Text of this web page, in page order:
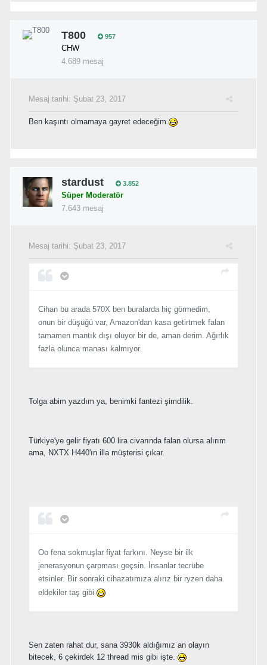
T800 957
CHW
4.689 mesaj
Mesaj tarihi: Şubat 23, 2017
Ben kaşıntı olmamaya gayret edeceğim.
stardust 3.852
Süper Moderatör
7.643 mesaj
Mesaj tarihi: Şubat 23, 2017
Cihan bu arada 570X ben buralarda hiç görmedim,
onun bir düşüğü var, Amazon'dan kasa getirtmek falan
tamamen mantık dışı oluyor bir de, aman derim. Ağırlık
fazla olunca manası kalmıyor.
Tolga abim yazdım ya, benimki fantezi şimdilik.
Türkiye'ye gelir fiyatı 600 lira civarında falan olursa alırım
ama, NXTX H440'ın illa müşterisi çıkar.
Oo fena sokmuşlar fiyat farkını. Neyse bir ilk
jenerasyonun çarpması geçsin. İnsanlar tecrübe
etsinler. Bir sonraki cihazatımıza alırız bir ryzen daha
eldekiler taş gibi
Sen zaten rahat dur, sana 3930k aldığımız an olayın
bitecek, 6 çekirdek 12 thread mis gibi işte.